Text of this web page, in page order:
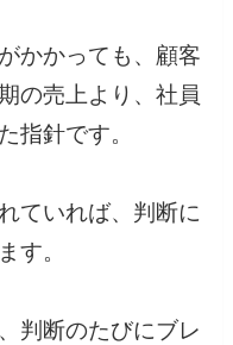
かかっても、顧客
の売上より、社員
指針です。
ていれば、判断に
す。
判断のたびにブレ